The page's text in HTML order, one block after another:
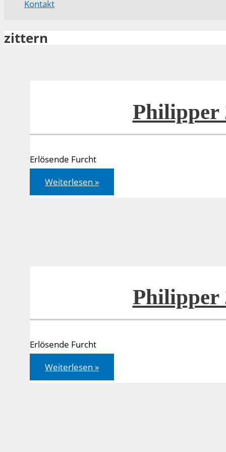
Kontakt
zittern
Philipper
Erlösende Furcht
Philipper
2,12-
13
Weiterlesen »
Philipper
Erlösende Furcht
Philipper
2,12-
13
Weiterlesen »